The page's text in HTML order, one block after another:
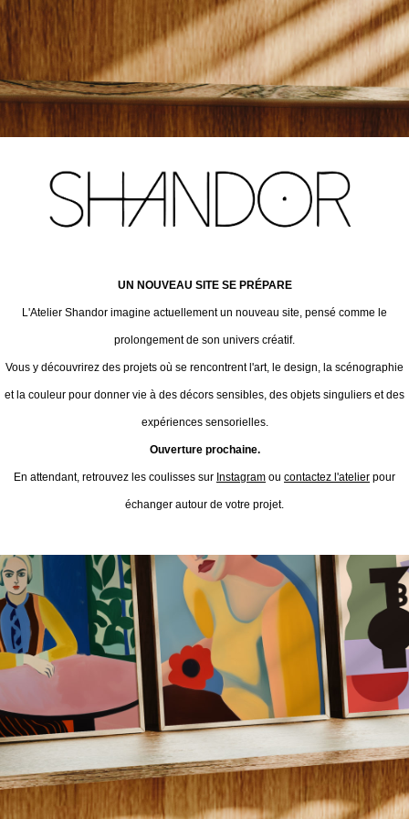
UN NOUVEAU SITE SE PRÉPARE
L'Atelier Shandor imagine actuellement un nouveau site, pensé comme le
prolongement de son univers créatif.
Vous y découvrirez des projets où se rencontrent l'art, le design, la scénographie
et la couleur pour donner vie à des décors sensibles, des objets singuliers et des
expériences sensorielles.
Ouverture prochaine.
En attendant, retrouvez les coulisses sur Instagram ou contactez l'atelier pour
échanger autour de votre projet.